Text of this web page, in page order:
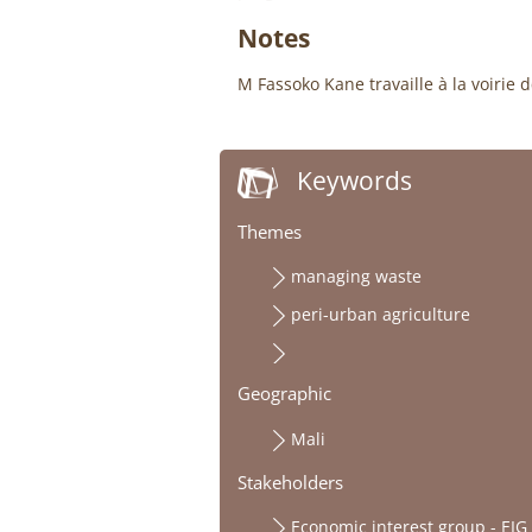
Notes
M Fassoko Kane travaille à la voirie
Keywords
Themes
managing waste
peri-urban agriculture
Geographic
Mali
Stakeholders
Economic interest group - EIG